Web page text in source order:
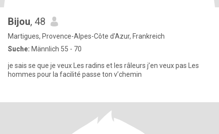
Bijou, 48
Martigues, Provence-Alpes-Côte d'Azur, Frankreich
Suche: Männlich 55 - 70
je sais se que je veux Les radins et les râleurs j’en veux pas Les
hommes pour la facilité passe ton v’chemin